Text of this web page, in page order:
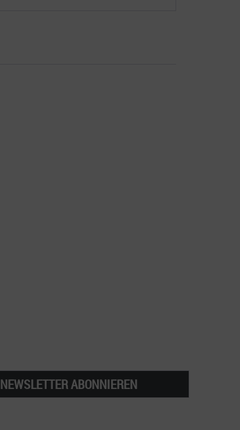
NEWSLETTER ABONNIEREN